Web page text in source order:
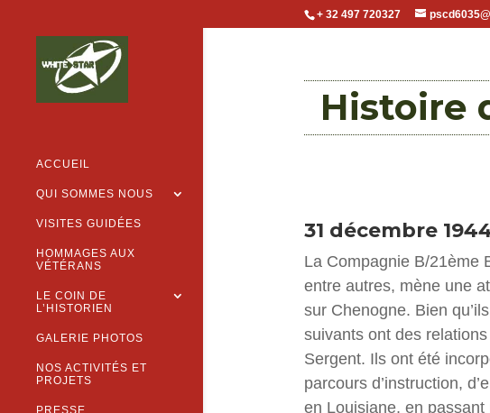
+ 32 497 720327
ACCUEIL
QUI SOMMES NOUS
VISITES GUIDÉES
HOMMAGES AUX
VÉTÉRANS
LE COIN DE
L’HISTORIEN
GALERIE PHOTOS
NOS ACTIVITÉS ET
PROJETS
PRESSE
Histoire
31 décembre
La Compagnie B/21ème
entre autres, mène une
sur Chenogne. Bien
suivants ont des
Sergent. Ils ont été
parcours d’instruction,
en Louisiane, en passant